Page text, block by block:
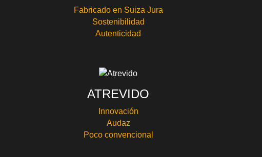
Fabricado en Suiza Jura
Sostenibilidad
Autenticidad
ATREVIDO
Innovación
Audaz
Poco convencional